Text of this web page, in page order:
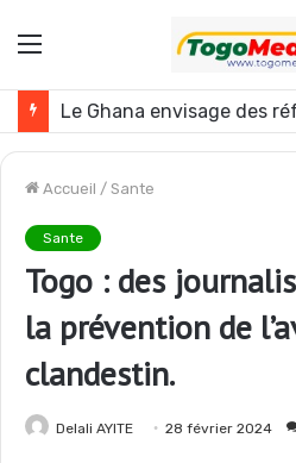
Menu
Le Ghana envisage des
Accueil / Sante
Sante
Togo : des
la prévention de
clandestin.
Delali AYITE 28 février 2024